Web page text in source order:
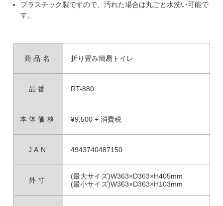
プラスチック製ですので、汚れた場合は丸ごと水洗い可能で
す。
商品名 折り畳み簡易トイレ
品番 RT-880
本体価格 ¥9,500 + 消費税
JAN 4943740487150
外寸
(最大サイズ)W363×D363×H405mm
(最小サイズ)W363×D363×H103mm